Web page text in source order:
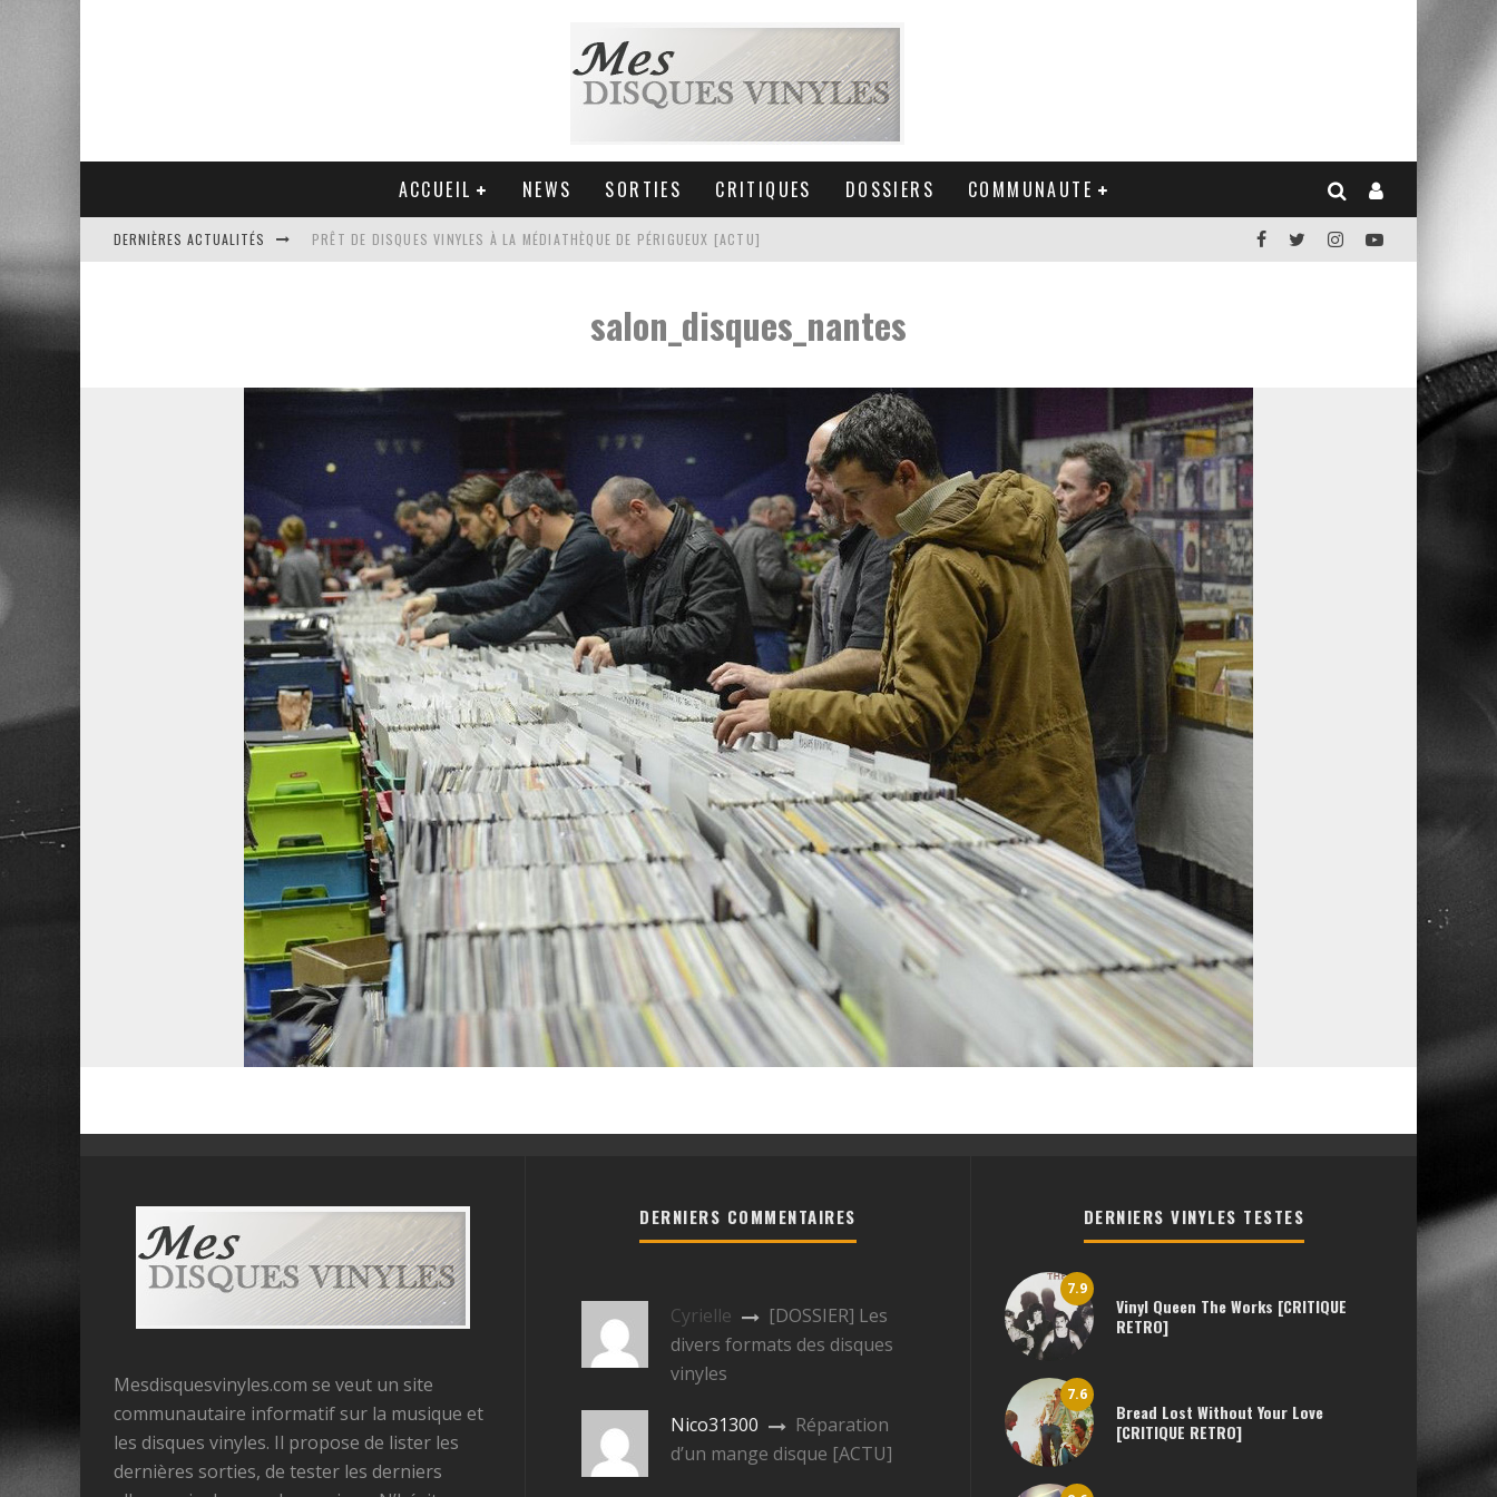
ACCUEIL NEWS SORTIES CRITIQUES DOSSIERS COMMUNAUTE
DERNIÈRES ACTUALITÉS PRÊT DE DISQUES VINYLES À LA MÉDIATHÈQUE DE PÉRIGUEUX [ACTU]
VENTE AUX ENCHÈRES D'UNE COLLECTION DE 6000 VINYLESsalon_disques_nantes
Mesdisquesvinyles.com se veut un site
communautaire informatif sur la musique et
les disques vinyles. Il propose de lister les
dernières sorties, de tester les derniers
DERNIERS COMMENTAIRES
Cyrielle
[DOSSIER] Les
divers formats des disques
vinyles
Nico31300
Réparation
d’un mange disque [ACTU]
DERNIERS VINYLES TESTES
7.9
Vinyl Queen The Works [CRITIQUE
RETRO]
7.6
Bread Lost Without Your Love
[CRITIQUE RETRO]